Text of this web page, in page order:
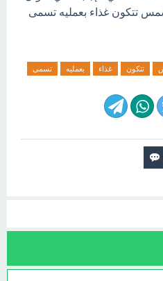
تتكون غذاء بعمليه تسمى
تتكون غذاء بعمليه تسمى